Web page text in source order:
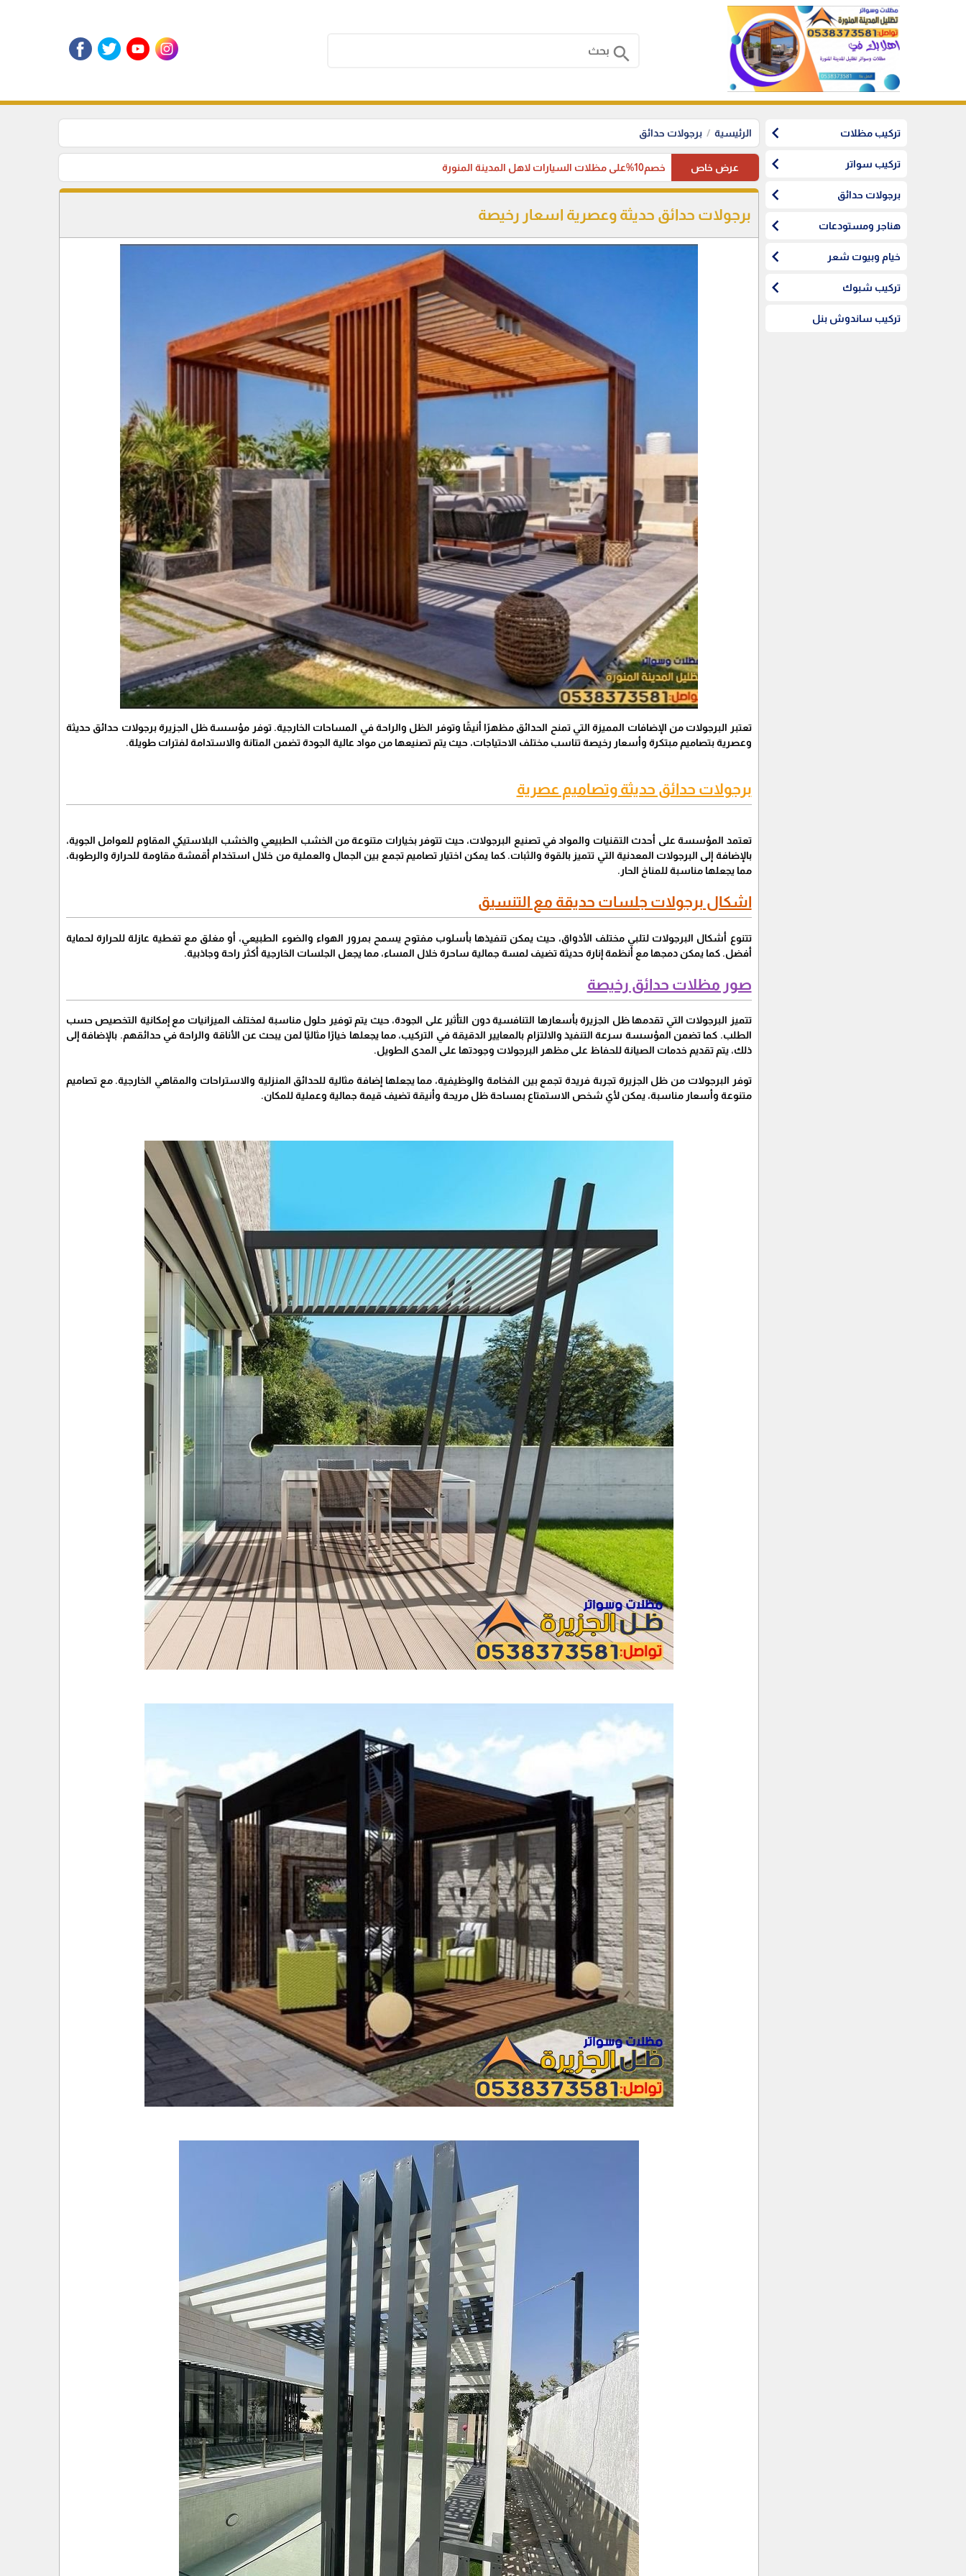
search
تركيب مظلات chevron_left
تركيب سواتر chevron_left
برجولات حدائق chevron_left
هناجر ومستودعات chevron_left
خيام وبيوت شعر chevron_left
تركيب شبوك chevron_left
تركيب ساندوش بنل
الرئيسية برجولات حدائق
عرض خاص خصم10%على مظلات السيارات لاهل المدينة المنورة
برجولات حدائق حديثة وعصرية اسعار رخيصة
تعتبر البرجولات من الإضافات المميزة التي تمنح الحدائق مظهرًا أنيقًا وتوفر الظل والراحة في المساحات الخارجية. توفر مؤسسة ظل الجزيرة برجولات حدائق حديثة
وعصرية بتصاميم مبتكرة وأسعار رخيصة تناسب مختلف الاحتياجات، حيث يتم تصنيعها من مواد عالية الجودة تضمن المتانة والاستدامة لفترات طويلة.
برجولات حدائق حديثة وتصاميم عصرية
تعتمد المؤسسة على أحدث التقنيات والمواد في تصنيع البرجولات، حيث تتوفر بخيارات متنوعة من الخشب الطبيعي والخشب البلاستيكي المقاوم للعوامل الجوية،
بالإضافة إلى البرجولات المعدنية التي تتميز بالقوة والثبات. كما يمكن اختيار تصاميم تجمع بين الجمال والعملية من خلال استخدام أقمشة مقاومة للحرارة والرطوبة،
مما يجعلها مناسبة للمناخ الحار.
اشكال برجولات جلسات حديقة مع التنسيق
تتنوع أشكال البرجولات لتلبي مختلف الأذواق، حيث يمكن تنفيذها بأسلوب مفتوح يسمح بمرور الهواء والضوء الطبيعي، أو مغلق مع تغطية عازلة للحرارة لحماية
أفضل. كما يمكن دمجها مع أنظمة إنارة حديثة تضيف لمسة جمالية ساحرة خلال المساء، مما يجعل الجلسات الخارجية أكثر راحة وجاذبية.
صور مظلات حدائق رخيصة
تتميز البرجولات التي تقدمها ظل الجزيرة بأسعارها التنافسية دون التأثير على الجودة، حيث يتم توفير حلول مناسبة لمختلف الميزانيات مع إمكانية التخصيص حسب
الطلب. كما تضمن المؤسسة سرعة التنفيذ والالتزام بالمعايير الدقيقة في التركيب، مما يجعلها خيارًا مثاليًا لمن يبحث عن الأناقة والراحة في حدائقهم. بالإضافة إلى
ذلك، يتم تقديم خدمات الصيانة للحفاظ على مظهر البرجولات وجودتها على المدى الطويل.
توفر البرجولات من ظل الجزيرة تجربة فريدة تجمع بين الفخامة والوظيفية، مما يجعلها إضافة مثالية للحدائق المنزلية والاستراحات والمقاهي الخارجية. مع تصاميم
متنوعة وأسعار مناسبة، يمكن لأي شخص الاستمتاع بمساحة ظل مريحة وأنيقة تضيف قيمة جمالية وعملية للمكان.